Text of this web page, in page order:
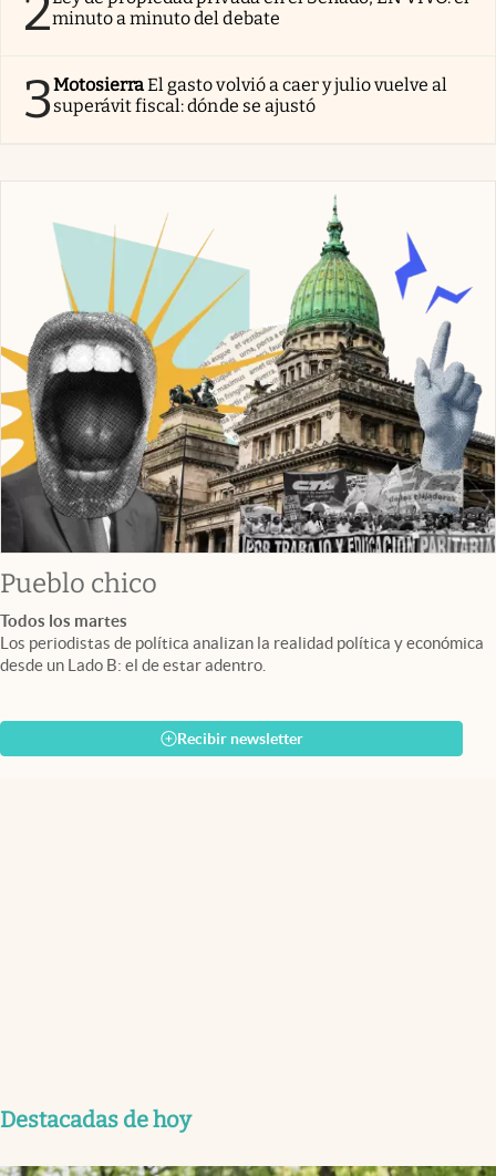
minuto a minuto del debate
3MotosierraEl gasto volvió a caer y julio vuelve al
superávit fiscal: dónde se ajustó
Pueblo chico
Todos los martes
Los periodistas de política analizan la realidad política y económica
desde un Lado B: el de estar adentro.
Recibir newsletter
Destacadas de hoy